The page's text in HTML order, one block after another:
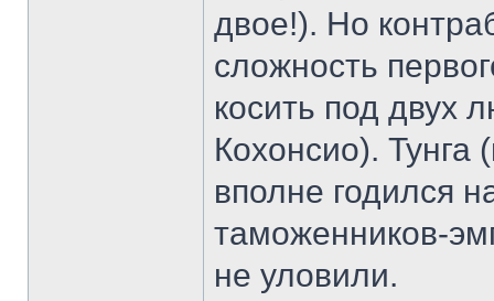
двое!). Но
сложность
косить под двух
Кохонсио). Тунга
вполне годился
таможенников-
не уловили.